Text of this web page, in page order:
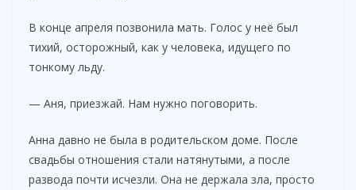
В конце апреля позвонила мать. Голос у неё был
тихий, осторожный, как у человека, идущего по
тонкому льду.
— Аня, приезжай. Нам нужно поговорить.
Анна давно не была в родительском доме. После
свадьбы отношения стали натянутыми, а после
развода почти исчезли. Она не держала зла, просто